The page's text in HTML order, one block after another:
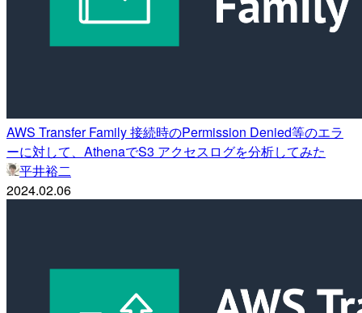
AWS Transfer Family 接続時のPermission Denied等のエラ
ーに対して、AthenaでS3 アクセスログを分析してみた
平井裕二
2024.02.06